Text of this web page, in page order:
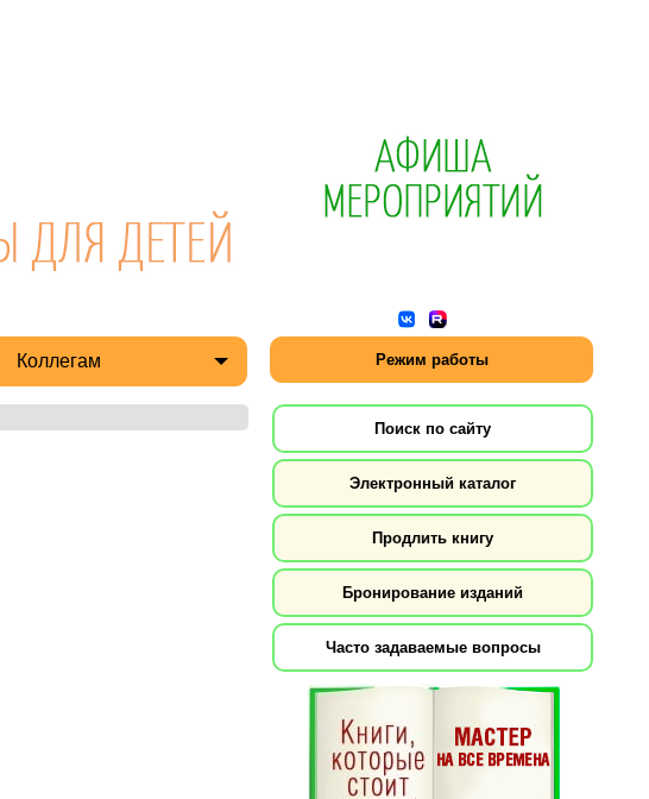
Коллегам Режим работы
Поиск по сайту
Электронный каталог
Продлить книгу
Бронирование изданий
Часто задаваемые вопросы